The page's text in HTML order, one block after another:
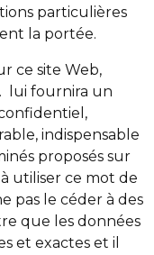
particulières
la portée.
ce site Web,
lui fournira un
indispensable
proposés sur
à utiliser ce mot de
pas le céder à des
que les données
et exactes et il